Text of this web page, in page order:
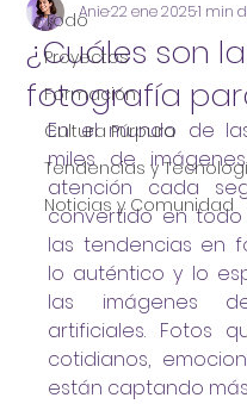
Todo
Proyectos
Formación
Cultura Púrpura
Tendencias y
Noticias y Comunidad
¿Cuáles son
fotografía
Anie22 ene 20251 min
En el mundo de
miles de
atención cada
convertido en todo
las tendencias en
lo auténtico y lo
las imágenes
artificiales. Fotos
cotidianos,
están captando